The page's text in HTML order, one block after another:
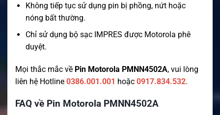
Không tiếp tục sử dụng pin bị phồng, nứt hoặc
nóng bất thường.
Chỉ sử dụng bộ sạc IMPRES được Motorola phê
duyệt.
Mọi thắc mắc về Pin Motorola PMNN4502A, vui lòng
liên hệ Hotline 0386.001.001 hoặc 0917.834.532.
FAQ về Pin Motorola PMNN4502A